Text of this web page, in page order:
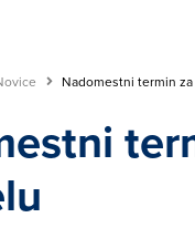
Nadomestni termin